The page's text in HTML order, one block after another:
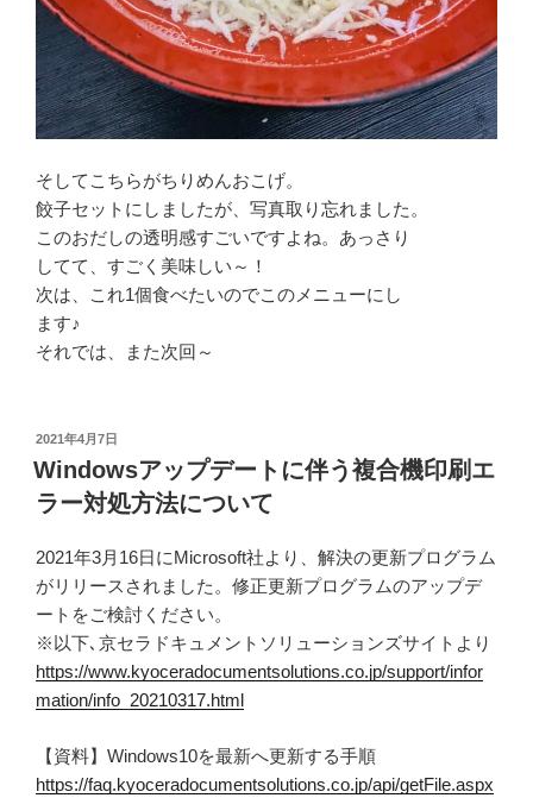
そしてこちらがちりめんおこげ。
餃子セットにしましたが、写真取り忘れました。
このおだしの透明感すごいですよね。あっさり
してて、すごく美味しい～！
次は、これ1個食べたいのでこのメニューにし
ます♪
それでは、また次回～
投
稿
日:
2021年4月7日
Windowsアップデートに伴う複合機印刷エ
ラー対処方法について
2021年3月16日にMicrosoft社より、解決の更新プログラム
がリリースされました。修正更新プログラムのアップデ
ートをご検討ください。
※以下､京セラドキュメントソリューションズサイトより
https://www.kyoceradocumentsolutions.co.jp/support/infor
mation/info_20210317.html
【資料】Windows10を最新へ更新する手順
https://faq.kyoceradocumentsolutions.co.jp/api/getFile.aspx